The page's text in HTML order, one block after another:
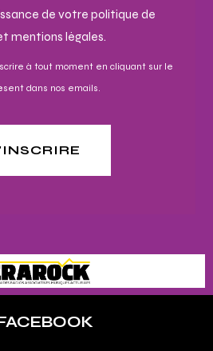
de votre politique de
mentions légales.
à tout moment en cliquant sur le
dans nos emails.